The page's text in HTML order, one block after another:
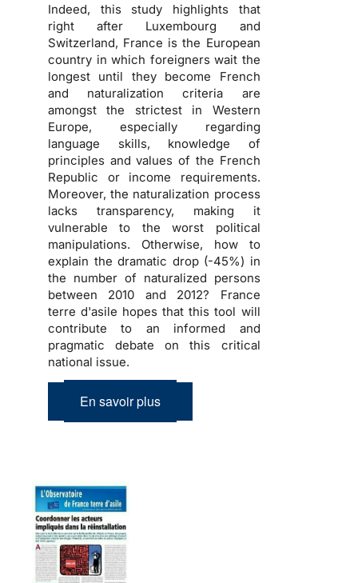
Indeed, this study highlights that
right after Luxembourg and
Switzerland, France is the European
country in which foreigners wait the
longest until they become French
and naturalization criteria are
amongst the strictest in Western
Europe, especially regarding
language skills, knowledge of
principles and values of the French
Republic or income requirements.
Moreover, the naturalization process
lacks transparency, making it
vulnerable to the worst political
manipulations. Otherwise, how to
explain the dramatic drop (-45%) in
the number of naturalized persons
between 2010 and 2012? France
terre d'asile hopes that this tool will
contribute to an informed and
pragmatic debate on this critical
national issue.
En savoir plus